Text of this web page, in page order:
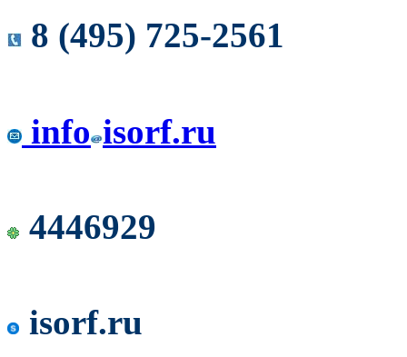
8 (495) 725-2561
info isorf.ru
4446929
isorf.ru